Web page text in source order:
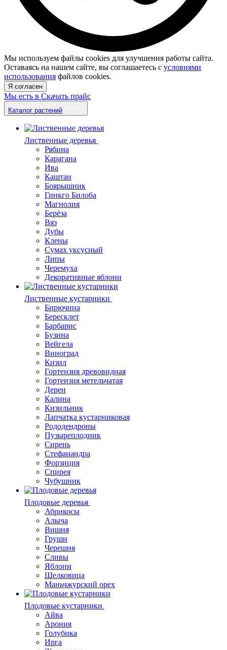
Мы используем файлы cookies для улучшения работы сайта.
Оставаясь на нашем сайте, вы соглашаетесь с условиями
использования файлов cookies.
Я согласен
Мы есть в Скачать прайс
Каталог растений
Лиственные деревья
Рябина
Карагана
Ива
Каштан
Боярышник
Гинкго Билоба
Магнолия
Берёза
Вяз
Дубы
Клены
Сумах уксусный
Липы
Черемуха
Декоративные яблони
Лиственные кустарники
Бирючина
Бересклет
Барбарис
Бузина
Вейгела
Виноград
Кизил
Гортензия древовидная
Гортензия метельчатая
Дерен
Калина
Кизильник
Лапчатка кустарниковая
Рододендроны
Пузыреплодник
Сирень
Стефанандра
Форзиция
Спирея
Чубушник
Плодовые деревья
Абрикосы
Алыча
Вишня
Груши
Черешня
Сливы
Яблони
Шелковица
Маньчжурский орех
Плодовые кустарники
Айва
Арония
Голубика
Ирга